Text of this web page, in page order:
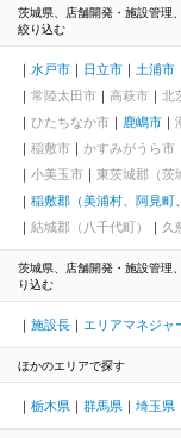
茨城県、店舗開発・施設管理
絞り込む
水戸市 日立市 土浦市
常陸太田市
高萩市 北
ひたちなか市
鹿嶋市
稲敷市
かすみがうら市
小美玉市
東茨城郡（茨
稲敷郡（美浦村、阿見町
結城郡（八千代町）
久
茨城県、店舗開発・施設管理
り込む
施設長 エリアマネジャ
ほかのエリアで探す
栃木県 群馬県 埼玉県